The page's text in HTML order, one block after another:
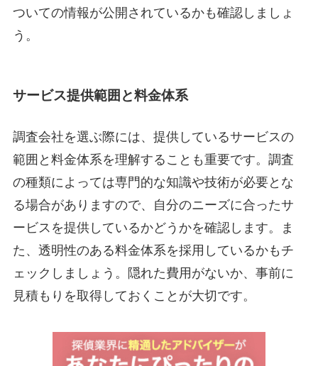
ついての情報が公開されているかも確認しましょ
う。
サービス提供範囲と料金体系
調査会社を選ぶ際には、提供しているサービスの
範囲と料金体系を理解することも重要です。調査
の種類によっては専門的な知識や技術が必要とな
る場合がありますので、自分のニーズに合ったサ
ービスを提供しているかどうかを確認します。ま
た、透明性のある料金体系を採用しているかもチ
ェックしましょう。隠れた費用がないか、事前に
見積もりを取得しておくことが大切です。